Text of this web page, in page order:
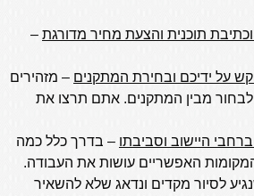
תוכנית והצעת מחיר מדורגת–
על ידיכם ובחירת המתקנים– מזהירים
מבין המתקנים. אתם תרצו את
היישוב וסביבתו – בדרך כלל כמה
האפשריים עושות את העבודה.
לסיור מקדים ונדאג שלא להשאיר